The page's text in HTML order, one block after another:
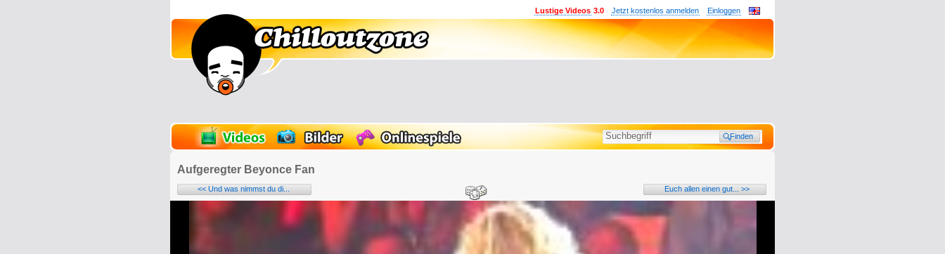
Einloggen
Jetzt kostenlos anmelden
Lustige Videos 3.0
Aufgeregter Beyonce Fan
<< Und was nimmst du di... Euch allen einen gut... >>